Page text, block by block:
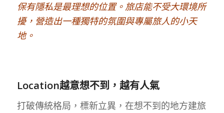
保有隱私是最理想的位置。旅店能不受大環境所
擾，營造出一種獨特的氛圍與專屬旅人的小天
地。
Location越意想不到，越有人氣
打破傳統格局，標新立異，在想不到的地方建旅